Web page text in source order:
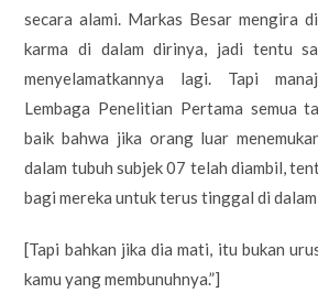
secara alami. Markas Besar mengira
karma di dalam dirinya, jadi tentu
menyelamatkannya lagi. Tapi
Lembaga Penelitian Pertama semua
baik bahwa jika orang luar
dalam tubuh subjek 07 telah diambil,
bagi mereka untuk terus tinggal di
[Tapi bahkan jika dia mati, itu bukan
kamu yang membunuhnya.”]